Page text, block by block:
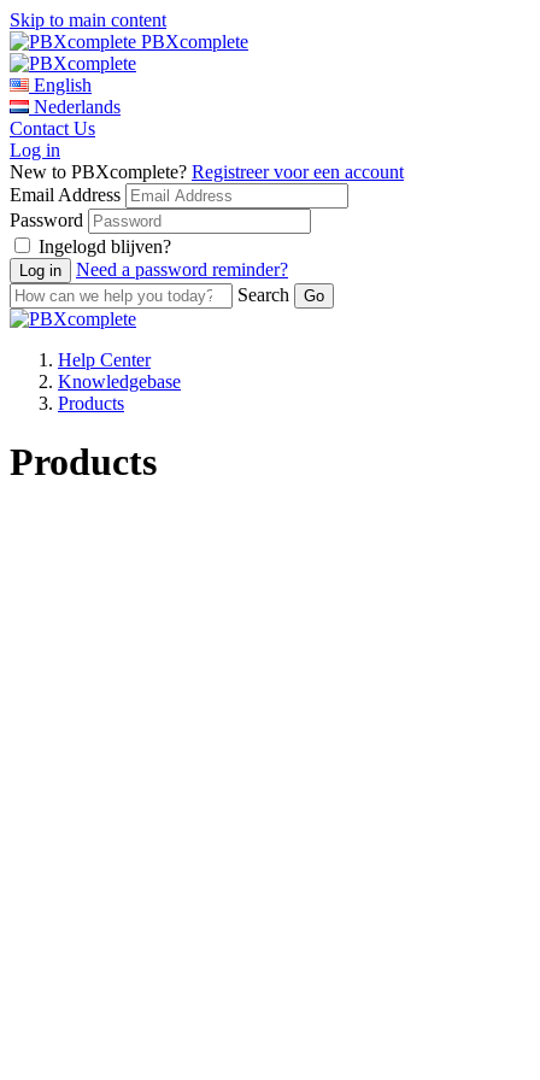
Skip to main content
PBXcomplete
English
Nederlands
Contact Us
Log in
New to PBXcomplete? Registreer voor een account
Email Address
Password
Ingelogd blijven?
Need a password reminder?
Search
Help Center
Knowledgebase
Products
Products